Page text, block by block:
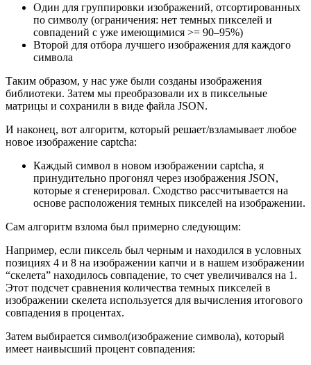
Один для группировки изображений, отсортированных
по символу (ограничения: нет темных пикселей и
совпадений с уже имеющимися >= 90–95%)
Второй для отбора лучшего изображения для каждого
символа
Таким образом, у нас уже были созданы изображения
библиотеки. Затем мы преобразовали их в пиксельные
матрицы и сохранили в виде файла JSON.
И наконец, вот алгоритм, который решает/взламывает любое
новое изображение captcha:
Каждый символ в новом изображении captcha, я
принудительно прогонял через изображения JSON,
которые я сгенерировал. Сходство рассчитывается на
основе расположения темных пикселей на изображении.
Сам алгоритм взлома был примерно следующим:
Например, если пиксель был черным и находился в условных
позициях 4 и 8 на изображении капчи и в нашем изображении
“скелета” находилось совпадение, то счет увеличивался на 1.
Этот подсчет сравнения количества темных пикселей в
изображении скелета используется для вычисления итогового
совпадения в процентах.
Затем выбирается символ(изображение символа), который
имеет наивысший процент совпадения: